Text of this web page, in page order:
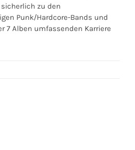
sicherlich zu den
Punk/Hardcore-Bands und
7 Alben umfassenden Karriere